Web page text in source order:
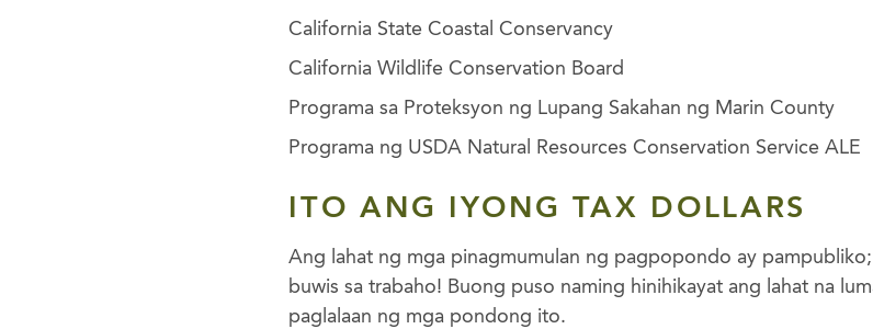
California State Coastal Conservancy
California Wildlife Conservation Board
Programa sa Proteksyon ng Lupang Sakahan ng Marin County
Programa ng USDA Natural Resources Conservation Service ALE
ITO ANG IYONG TAX DOLLARS
Ang lahat ng mga pinagmumulan ng pagpopondo ay
buwis sa trabaho! Buong puso naming hinihikayat ang lahat na
paglalaan ng mga pondong ito.